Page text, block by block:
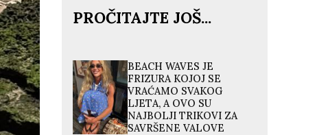
PROČITAJTE JOŠ...
BEACH WAVES JE
FRIZURA KOJOJ SE
VRAĆAMO SVAKOG
LJETA, A OVO SU
NAJBOLJI TRIKOVI ZA
SAVRŠENE VALOVE